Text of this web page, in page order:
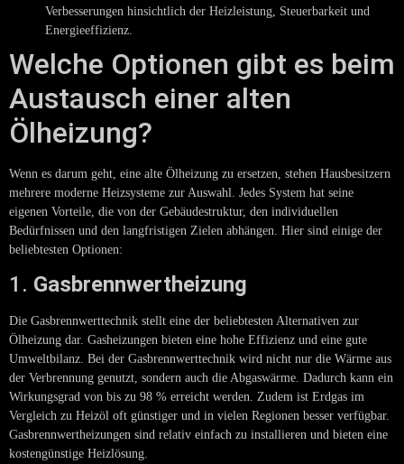
Verbesserungen hinsichtlich der Heizleistung, Steuerbarkeit und
Energieeffizienz.
Welche Optionen gibt es beim
Austausch einer alten
Ölheizung?
Wenn es darum geht, eine alte Ölheizung zu ersetzen, stehen Hausbesitzern
mehrere moderne Heizsysteme zur Auswahl. Jedes System hat seine
eigenen Vorteile, die von der Gebäudestruktur, den individuellen
Bedürfnissen und den langfristigen Zielen abhängen. Hier sind einige der
beliebtesten Optionen:
1. Gasbrennwertheizung
Die Gasbrennwerttechnik stellt eine der beliebtesten Alternativen zur
Ölheizung dar. Gasheizungen bieten eine hohe Effizienz und eine gute
Umweltbilanz. Bei der Gasbrennwerttechnik wird nicht nur die Wärme aus
der Verbrennung genutzt, sondern auch die Abgaswärme. Dadurch kann ein
Wirkungsgrad von bis zu 98 % erreicht werden. Zudem ist Erdgas im
Vergleich zu Heizöl oft günstiger und in vielen Regionen besser verfügbar.
Gasbrennwertheizungen sind relativ einfach zu installieren und bieten eine
kostengünstige Heizlösung.